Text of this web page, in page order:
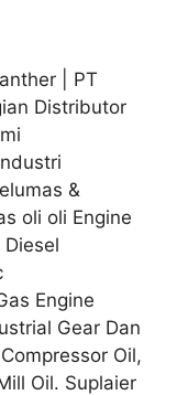
| PT
Distributor
&
oli oli Engine
Engine
Gear Dan
Oil,
Oil. Suplaier